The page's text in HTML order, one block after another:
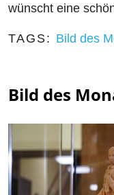
wünscht eine
TAGS: Bild des
Bild des